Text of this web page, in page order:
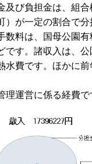
及び負担金は、組
）が一定の割合で
数料は、国母公園有
です。諸収入は、
水費です。ほかに
理運営に係る経費で